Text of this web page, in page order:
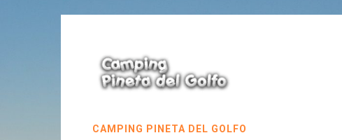
CAMPING PINETA DEL GOLFO